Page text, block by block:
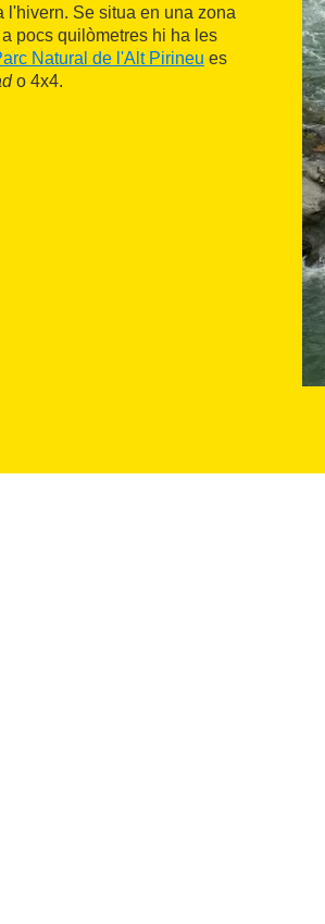
l'hivern. Se situa en una zona
pocs quilòmetres hi ha les
Natural de l'Alt Pirineu es
o 4x4.